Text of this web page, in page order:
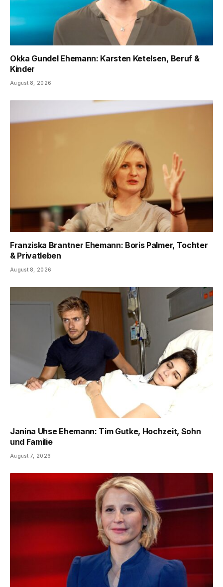
Okka Gundel Ehemann: Karsten Ketelsen, Beruf &
Kinder
August 8, 2026
Franziska Brantner Ehemann: Boris Palmer, Tochter
& Privatleben
August 8, 2026
Janina Uhse Ehemann: Tim Gutke, Hochzeit, Sohn
und Familie
August 7, 2026